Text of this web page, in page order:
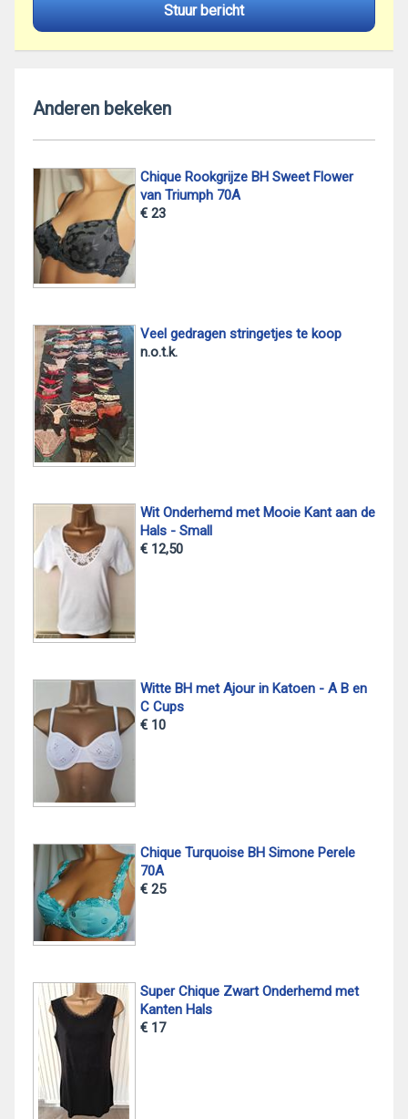
Stuur bericht
Anderen bekeken
Chique Rookgrijze BH Sweet Flower
van Triumph 70A
€ 23
Veel gedragen stringetjes te koop
n.o.t.k.
Wit Onderhemd met Mooie Kant aan de
Hals - Small
€ 12,50
Witte BH met Ajour in Katoen - A B en
C Cups
€ 10
Chique Turquoise BH Simone Perele
70A
€ 25
Super Chique Zwart Onderhemd met
Kanten Hals
€ 17